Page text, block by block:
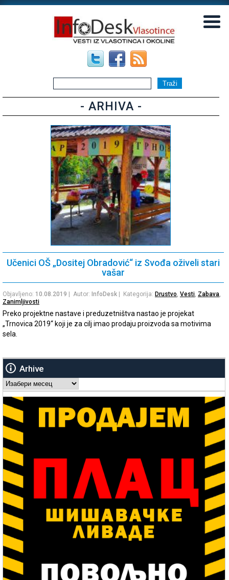
- ARHIVA -
Učenici OŠ „Dositej Obradović“ iz Svođa oživeli stari
vašar
Objavljeno: 10.08.2019 | Autor: InfoDesk | Kategorija: Drustvo, Vesti, Zabava,
Zanimljivosti
Preko projektne nastave i preduzetništva nastao je projekat
„Trnovica 2019“ koji je za cilj imao prodaju proizvoda sa motivima
sela.
Arhive
Arhive